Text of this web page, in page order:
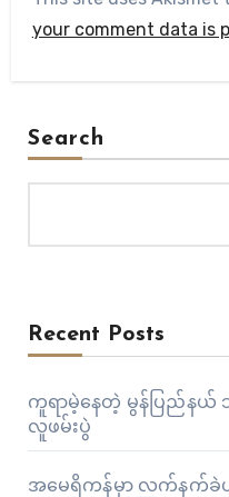
your comment data is
Search
Recent Posts
ကူရာမဲ့နေတဲ့ မွန်ပြည်နယ်
လူဖမ်းပွဲ
အမေရိကန်မှာ လက်နက်ခဲ